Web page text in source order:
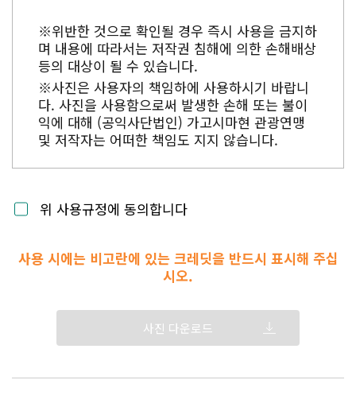
※위반한 것으로 확인될 경우 즉시 사용을 금지하
며 내용에 따라서는 저작권 침해에 의한 손해배상
등의 대상이 될 수 있습니다.
※사진은 사용자의 책임하에 사용하시기 바랍니
다. 사진을 사용함으로써 발생한 손해 또는 불이
익에 대해 (공익사단법인) 가고시마현 관광연맹
및 저작자는 어떠한 책임도 지지 않습니다.
위 사용규정에 동의합니다
사용 시에는 비고란에 있는 크레딧을 반드시 표시해 주십
시오.
사진 다운로드